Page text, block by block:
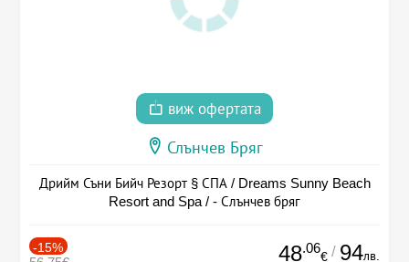
виж офертата
Слънчев Бряг
Дрийм Съни Бийч Резорт § СПА / Dreams Sunny Beach
Resort and Spa / - Слънчев бряг
-15% 48.06
€ / 94лв.